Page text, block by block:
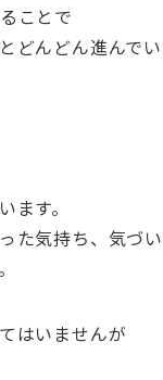
ことで
んどん進んでい
す。
気持ち、気づい
はいませんが